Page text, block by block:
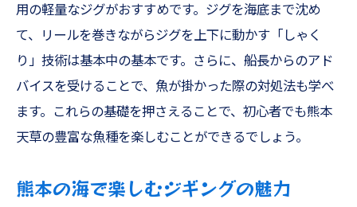
用の軽量なジグがおすすめです。ジグを海底まで沈め
て、リールを巻きながらジグを上下に動かす「しゃく
り」技術は基本中の基本です。さらに、船長からのアド
バイスを受けることで、魚が掛かった際の対処法も学べ
ます。これらの基礎を押さえることで、初心者でも熊本
天草の豊富な魚種を楽しむことができるでしょう。
熊本の海で楽しむジギングの魅力